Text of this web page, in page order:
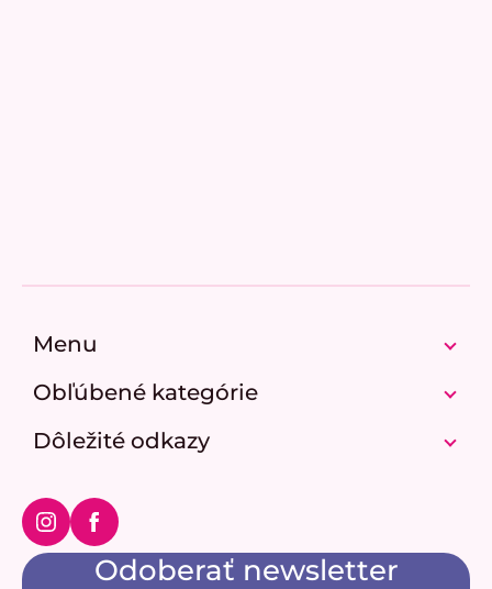
Menu
Obľúbené kategórie
Dôležité odkazy
InstagramFacebook
Odoberať newsletter